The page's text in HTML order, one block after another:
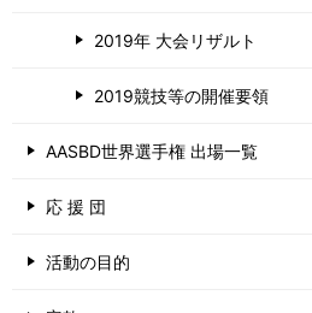
2019年 大会リザルト
2019競技等の開催要領
AASBD世界選手権 出場一覧
応 援 団
活動の目的